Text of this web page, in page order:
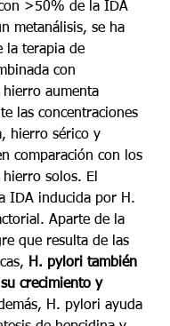
>50% de la IDA
metanálisis, se ha
la terapia de
con
aumenta
las concentraciones
hierro sérico y
comparación con los
solos. El
IDA inducida por H.
Aparte de la
que resulta de las
H. pylori también
crecimiento y
H. pylori ayuda